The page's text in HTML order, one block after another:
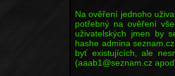
Na ověření jednoho
potřebný na ověření
uživatelských jmen by
hashe admina
byť existujících, ale
(aaab1@seznam.cz